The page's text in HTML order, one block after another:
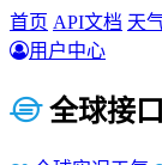
首页 API文档 天
用户中心
全球接口